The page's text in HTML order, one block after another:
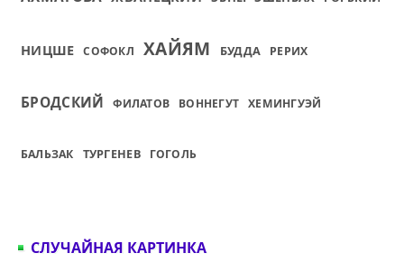
НИЦШЕ СОФОКЛ ХАЙЯМ БУДДА РЕРИХ
БРОДСКИЙ ФИЛАТОВ ВОННЕГУТ ХЕМИНГУЭЙ
БАЛЬЗАК ТУРГЕНЕВ ГОГОЛЬ
СЛУЧАЙНАЯ КАРТИНКА